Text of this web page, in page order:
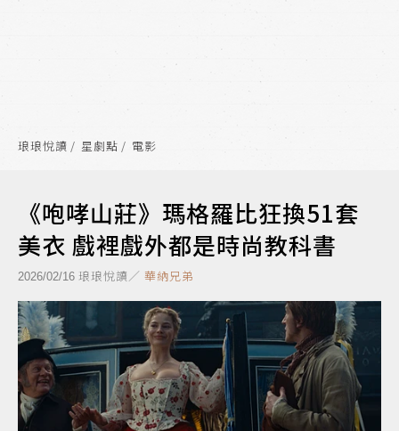
琅琅悅讀 星劇點 電影
《咆哮山莊》瑪格羅比狂換51套
美衣 戲裡戲外都是時尚教科書
2026/02/16 琅琅悅讀／ 華納兄弟